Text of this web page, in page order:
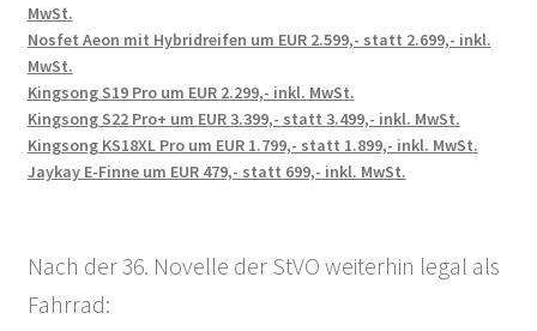
MwSt.
Nosfet Aeon mit Hybridreifen um EUR 2.599,- statt 2.699,- inkl.
MwSt.
Kingsong S19 Pro um EUR 2.299,- inkl. MwSt.
Kingsong S22 Pro+ um EUR 3.399,- statt 3.499,- inkl. MwSt.
Kingsong KS18XL Pro um EUR 1.799,- statt 1.899,- inkl. MwSt.
Jaykay E-Finne um EUR 479,- statt 699,- inkl. MwSt.
Nach der 36. Novelle der StVO weiterhin legal als
Fahrrad: